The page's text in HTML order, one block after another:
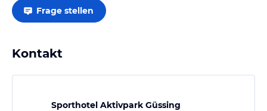
Frage stellen
Kontakt
Sporthotel Aktivpark Güssing